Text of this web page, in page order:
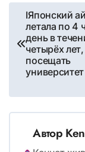
Навигация
записям
IЯпонский
летала по 4
день в
четырёх
посещать
университет
Автор